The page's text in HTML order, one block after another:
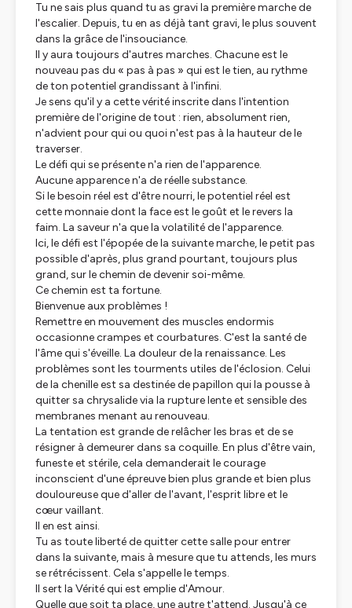
Tu ne sais plus quand tu as gravi la première marche de
l'escalier. Depuis, tu en as déjà tant gravi, le plus souvent
dans la grâce de l'insouciance.
Il y aura toujours d'autres marches. Chacune est le
nouveau pas du « pas à pas » qui est le tien, au rythme
de ton potentiel grandissant à l'infini.
Je sens qu'il y a cette vérité inscrite dans l'intention
première de l'origine de tout : rien, absolument rien,
n'advient pour qui ou quoi n'est pas à la hauteur de le
traverser.
Le défi qui se présente n'a rien de l'apparence.
Aucune apparence n'a de réelle substance.
Si le besoin réel est d'être nourri, le potentiel réel est
cette monnaie dont la face est le goût et le revers la
faim. La saveur n'a que la volatilité de l'apparence.
Ici, le défi est l'épopée de la suivante marche, le petit pas
possible d'après, plus grand pourtant, toujours plus
grand, sur le chemin de devenir soi-même.
Ce chemin est ta fortune.
Bienvenue aux problèmes !
Remettre en mouvement des muscles endormis
occasionne crampes et courbatures. C'est la santé de
l'âme qui s'éveille. La douleur de la renaissance. Les
problèmes sont les tourments utiles de l'éclosion. Celui
de la chenille est sa destinée de papillon qui la pousse à
quitter sa chrysalide via la rupture lente et sensible des
membranes menant au renouveau.
La tentation est grande de relâcher les bras et de se
résigner à demeurer dans sa coquille. En plus d'être vain,
funeste et stérile, cela demanderait le courage
inconscient d'une épreuve bien plus grande et bien plus
douloureuse que d'aller de l'avant, l'esprit libre et le
cœur vaillant.
Il en est ainsi.
Tu as toute liberté de quitter cette salle pour entrer
dans la suivante, mais à mesure que tu attends, les murs
se rétrécissent. Cela s'appelle le temps.
Il sert la Vérité qui est emplie d'Amour.
Quelle que soit ta place, une autre t'attend. Jusqu'à ce